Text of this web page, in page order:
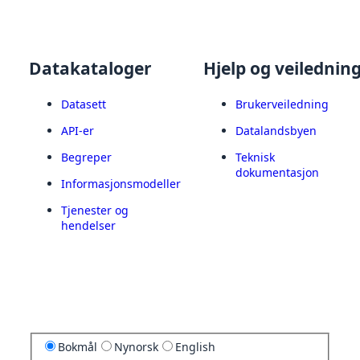
Datakataloger
Datasett
API-er
Begreper
Informasjonsmodeller
Tjenester og
hendelser
Hjelp og
Brukerveiledning
Datalandsbyen
Teknisk
dokumentasjon
Bokmål Nynorsk English